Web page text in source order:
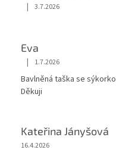
Hodnocení obchodu je 5 z
| 3.7.2026
Eva
Hodnocení obchodu je 5 z
| 1.7.2026
Bavlněná taška se
Děkuji
Kateřina Jányšová
16.4.2026